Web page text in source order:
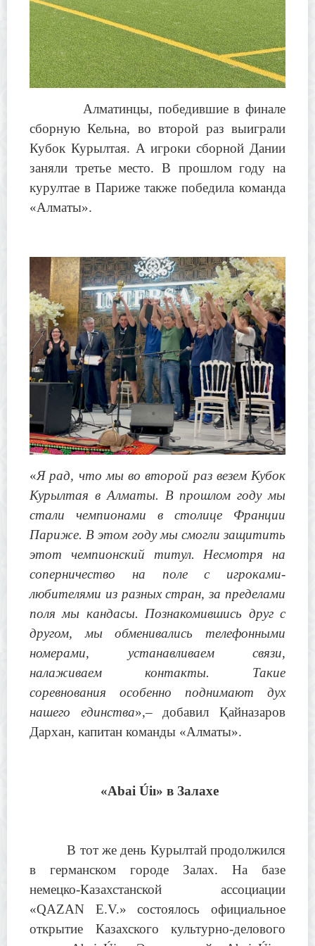
Алматинцы, победившие в финале
сборную Кельна, во второй раз выиграли
Кубок Курылтая. А игроки сборной Дании
заняли третье место. В прошлом году на
курултае в Париже также победила команда
«Алматы».
«Я рад, что мы во второй раз везем Кубок
Курылтая в Алматы. В прошлом году мы
стали чемпионами в столице Франции
Париже. В этом году мы смогли защитить
этот чемпионский титул. Несмотря на
соперничество на поле с игроками-
любителями из разных стран, за пределами
поля мы кандасы. Познакомившись друг с
другом, мы обменивались телефонными
номерами, устанавливаем связи,
налаживаем контакты. Такие
соревнования особенно поднимают дух
нашего единства»,– добавил Қайназаров
Дархан, капитан команды «Алматы».
«Abai Úiı» в Залахе
В тот же день Курылтай продолжился
в германском городе Залах. На базе
немецко-Казахстанской ассоциации
«QAZAN E.V.» состоялось официальное
открытие Казахского культурно-делового